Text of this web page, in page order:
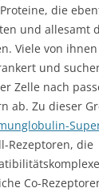
die
und allesamt
Viele von
und
Zelle nach
ab. Zu dieser
Rezeptoren, die
Co-